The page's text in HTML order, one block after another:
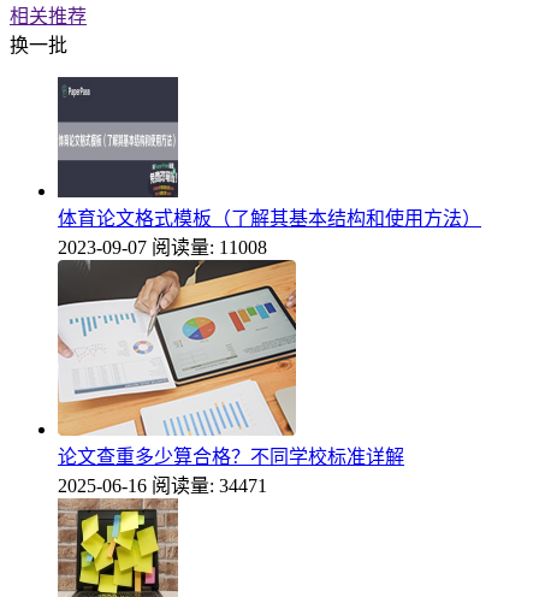
相关推荐
换一批
体育论文格式模板（了解其基本结构和使用方法）
2023-09-07 阅读量: 11008
论文查重多少算合格？不同学校标准详解
2025-06-16 阅读量: 34471